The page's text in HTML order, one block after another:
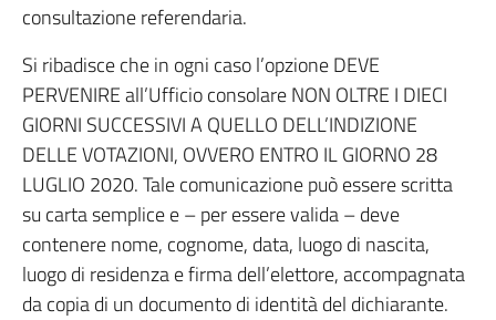
consultazione referendaria.
Si ribadisce che in ogni caso l’opzione DEVE
PERVENIRE all’Ufficio consolare NON OLTRE I DIECI
GIORNI SUCCESSIVI A QUELLO DELL’INDIZIONE
DELLE VOTAZIONI, OVVERO ENTRO IL GIORNO 28
LUGLIO 2020. Tale comunicazione può essere scritta
su carta semplice e – per essere valida – deve
contenere nome, cognome, data, luogo di nascita,
luogo di residenza e firma dell’elettore, accompagnata
da copia di un documento di identità del dichiarante.